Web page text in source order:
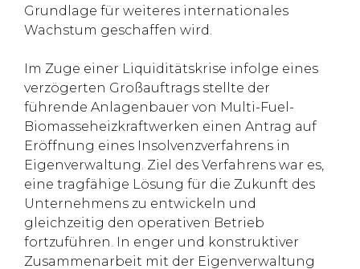
Grundlage für weiteres internationales
Wachstum geschaffen wird.
Im Zuge einer Liquiditätskrise infolge eines
verzögerten Großauftrags stellte der
führende Anlagenbauer von Multi-Fuel-
Biomasseheizkraftwerken einen Antrag auf
Eröffnung eines Insolvenzverfahrens in
Eigenverwaltung. Ziel des Verfahrens war es,
eine tragfähige Lösung für die Zukunft des
Unternehmens zu entwickeln und
gleichzeitig den operativen Betrieb
fortzuführen. In enger und konstruktiver
Zusammenarbeit mit der Eigenverwaltung